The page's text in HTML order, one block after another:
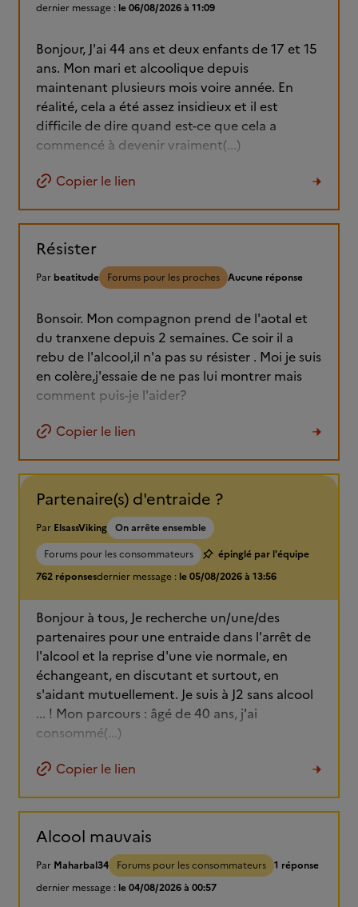
dernier message : le 06/08/2026 à 11:09
Bonjour, J'ai 44 ans et deux enfants de 17 et 15
ans. Mon mari et alcoolique depuis
maintenant plusieurs mois voire année. En
réalité, cela a été assez insidieux et il est
difficile de dire quand est-ce que cela a
commencé à devenir vraiment(...)
Copier le lien
Résister
Par beatitude Forums pour les proches Aucune réponse
Bonsoir. Mon compagnon prend de l'aotal et
du tranxene depuis 2 semaines. Ce soir il a
rebu de l'alcool,il n'a pas su résister . Moi je suis
en colère,j'essaie de ne pas lui montrer mais
comment puis-je l'aider?
Copier le lien
Partenaire(s) d'entraide ?
Par ElsassViking On arrête ensemble
Forums pour les consommateurs
épinglé par l'équipe
762 réponsesdernier message : le 05/08/2026 à 13:56
Bonjour à tous, Je recherche un/une/des
partenaires pour une entraide dans l'arrêt de
l'alcool et la reprise d'une vie normale, en
échangeant, en discutant et surtout, en
s'aidant mutuellement. Je suis à J2 sans alcool
... ! Mon parcours : âgé de 40 ans, j'ai
consommé(...)
Copier le lien
Alcool mauvais
Par Maharbal34 Forums pour les consommateurs 1 réponse
dernier message : le 04/08/2026 à 00:57